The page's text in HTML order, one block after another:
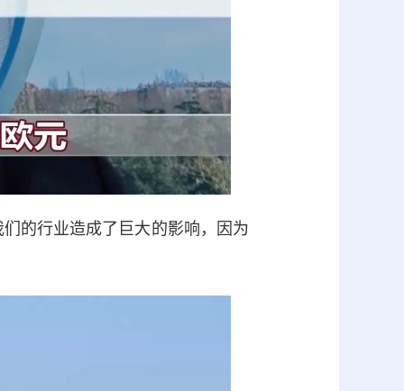
的行业造成了巨大的影响，因为